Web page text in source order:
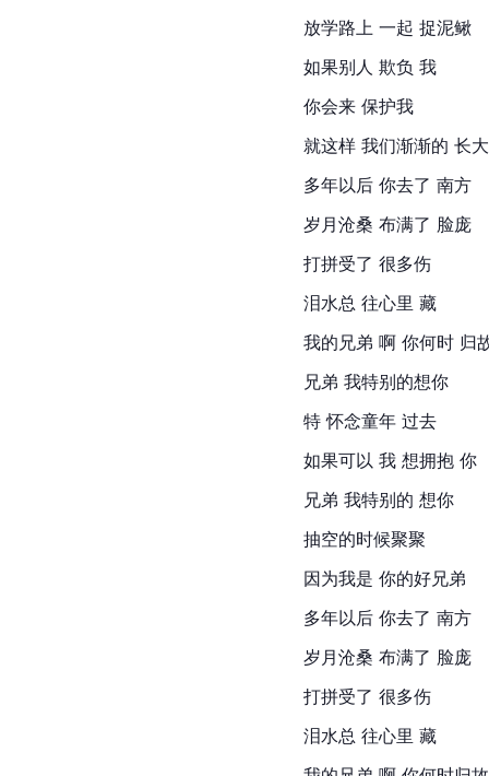
放学路上 一起 捉泥鳅
如果别人 欺负 我
你会来 保护我
就这样 我们渐渐的 长大
多年以后 你去了 南方
岁月沧桑 布满了 脸庞
打拼受了 很多伤
泪水总 往心里 藏
我的兄弟 啊 你何时 归
兄弟 我特别的想你
特 怀念童年 过去
如果可以 我 想拥抱 你
兄弟 我特别的 想你
抽空的时候聚聚
因为我是 你的好兄弟
多年以后 你去了 南方
岁月沧桑 布满了 脸庞
打拼受了 很多伤
泪水总 往心里 藏